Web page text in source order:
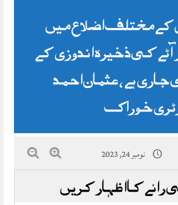
مختلف اضلاع میں
آٹے کی ذخیرہ اندوزی کے
ہے ، عثمان احمد
خوراک
نومبر 24, 2023
رائے کا اظہار کریں